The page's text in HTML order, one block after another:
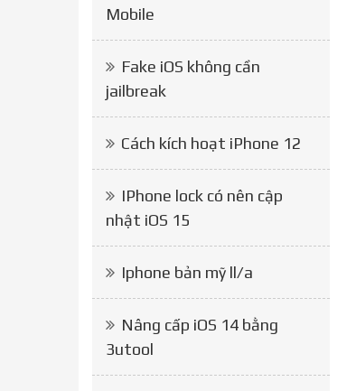
Mobile
Fake iOS không cần
jailbreak
Cách kích hoạt iPhone 12
IPhone lock có nên cập
nhật iOS 15
Iphone bản mỹ ll/a
Nâng cấp iOS 14 bằng
3utool